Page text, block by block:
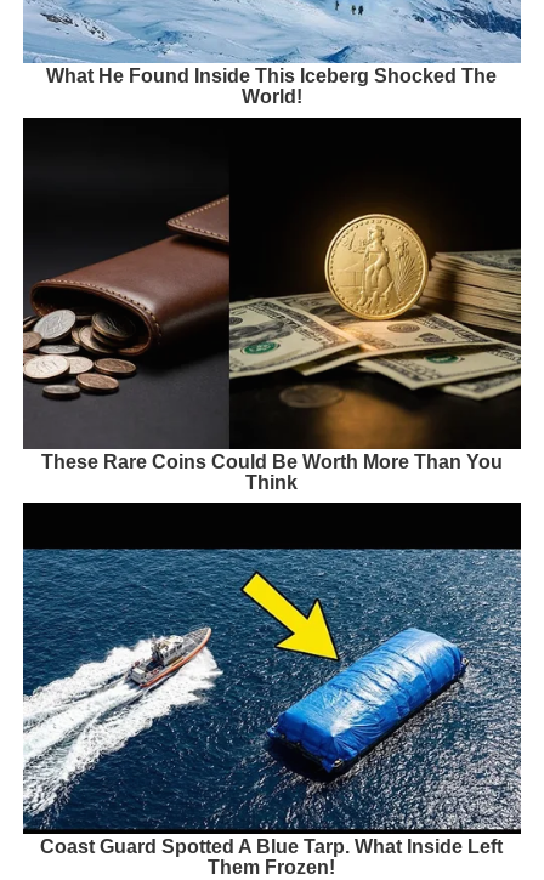
What He Found Inside This Iceberg Shocked The
World!
These Rare Coins Could Be Worth More Than You
Think
Coast Guard Spotted A Blue Tarp. What Inside Left
Them Frozen!